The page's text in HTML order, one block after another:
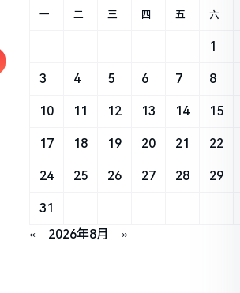
« 2026年8月 »
一 二 三 四 五 六
1
3 4 5 6 7 8
10 11 12 13 14 15
17 18 19 20 21 22
24 25 26 27 28 29
31